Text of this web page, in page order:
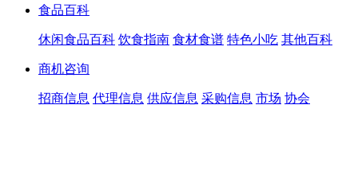
食品百科
休闲食品百科 饮食指南 食材食谱 特色小吃 其他百科
商机咨询
招商信息 代理信息 供应信息 采购信息 市场 协会